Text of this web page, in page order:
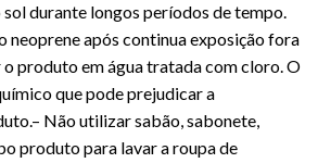
durante longos períodos de tempo.
neoprene após continua exposição fora
produto em água tratada com cloro. O
que pode prejudicar a
– Não utilizar sabão, sabonete,
produto para lavar a roupa de